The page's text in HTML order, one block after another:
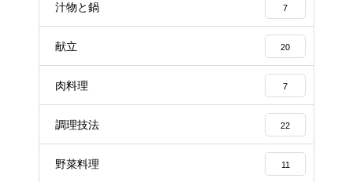
汁物と鍋 7
献立 20
肉料理 7
調理技法 22
野菜料理 11